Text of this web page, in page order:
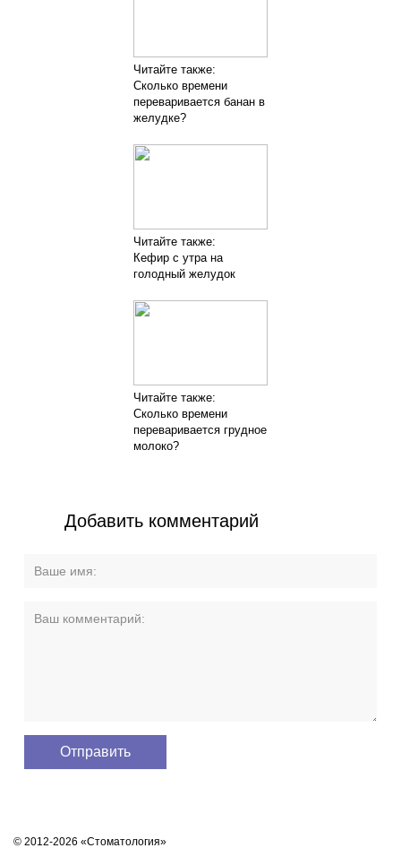
Читайте также:
Сколько времени
переваривается банан в
желудке?
Читайте также:
Кефир с утра на
голодный желудок
Читайте также:
Сколько времени
переваривается грудное
молоко?
Добавить комментарий
© 2012-2026 «Стоматология»